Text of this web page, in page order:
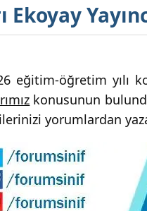
eğitim-öğretim yılı
konusunun
yorumlardan